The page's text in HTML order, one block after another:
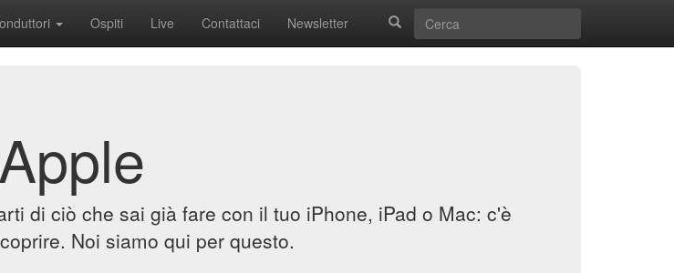
Ospiti Live Contattaci Newsletter
di ciò che sai già fare con il tuo iPhone, iPad o Mac: c'è
Noi siamo qui per questo.